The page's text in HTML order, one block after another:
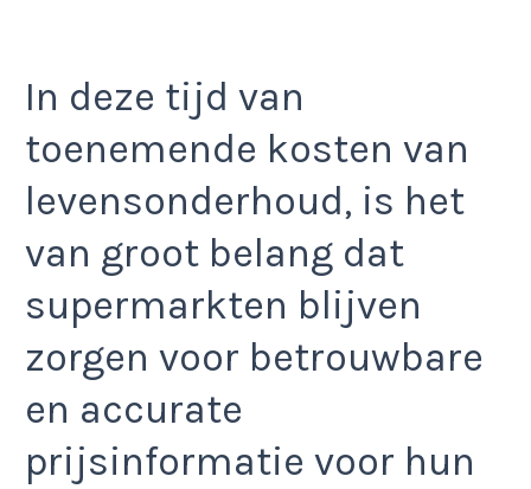
In deze tijd van
toenemende kosten van
levensonderhoud, is het
van groot belang dat
supermarkten blijven
zorgen voor betrouwbare
en accurate
prijsinformatie voor hun